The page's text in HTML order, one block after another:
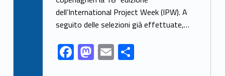
k
dell’International Project Week (IPW). A
seguito delle selezioni già effettuate,…
F
ac
M
as
E
m
C